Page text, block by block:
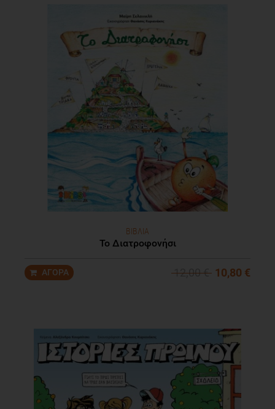
ΒΙΒΛΙΑ
Το Διατροφονήσι
12,00 € 10,80 €